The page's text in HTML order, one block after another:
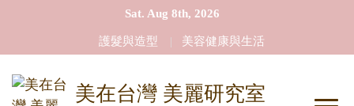
Sat. Aug 8th, 2026
護髮與造型 美容健康與生活
美在台灣 美麗研究室